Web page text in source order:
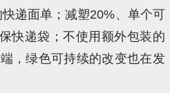
递面单；减塑20%、单个可
快递袋；不使用额外包装的
，绿色可持续的改变也在发